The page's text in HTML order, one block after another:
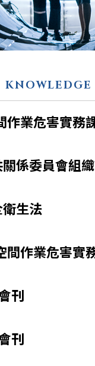
KNOWLEDGE
作業危害實務
係委員會組織
生法
間作業危害實
刊
刊